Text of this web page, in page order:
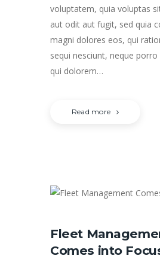
voluptatem, quia voluptas
aut odit aut fugit, sed quia
magni dolores eos, qui
sequi nesciunt, neque
qui dolorem…
Read more
Fleet
Comes into